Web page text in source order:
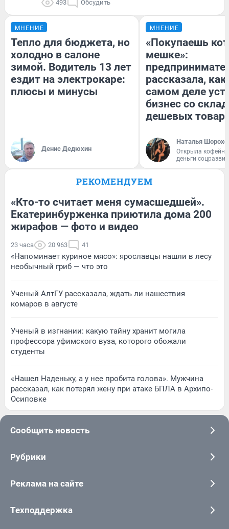
493 Обсудить
МНЕНИЕ
Тепло для бюджета, но
холодно в салоне
зимой. Водитель 13 лет
ездит на электрокаре:
плюсы и минусы
Денис Дедюхин
МНЕНИЕ
«Покупаешь
мешке»:
рассказала, как
самом деле
бизнес со
дешевых
Наталья
Открыла
деньги
РЕКОМЕНДУЕМ
«Кто-то считает меня сумасшедшей».
Екатеринбурженка приютила дома 200
жирафов — фото и видео
23 часа 20 963 41
«Напоминает куриное мясо»: ярославцы нашли в лесу
необычный гриб — что это
Ученый АлтГУ рассказала, ждать ли нашествия
комаров в августе
Ученый в изгнании: какую тайну хранит могила
профессора уфимского вуза, которого обожали
студенты
«Нашел Наденьку, а у нее пробита голова». Мужчина
рассказал, как потерял жену при атаке БПЛА в Архипо-
Осиповке
Сообщить новость
Рубрики
Реклама на сайте
Техподдержка